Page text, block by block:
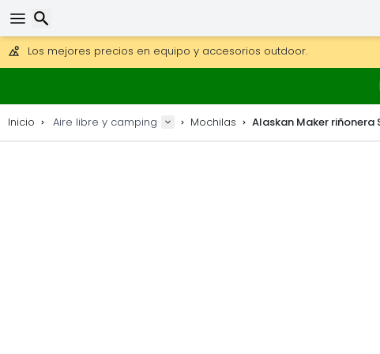
Consigue el envío gratuito en pedidos de más de 250 €.
Envío DHL 1 día disponible.
30 días para devoluciones, 90 días para mapas de madera y
Inicio Aire libre y camping Mochilas Alaskan Maker riñonera